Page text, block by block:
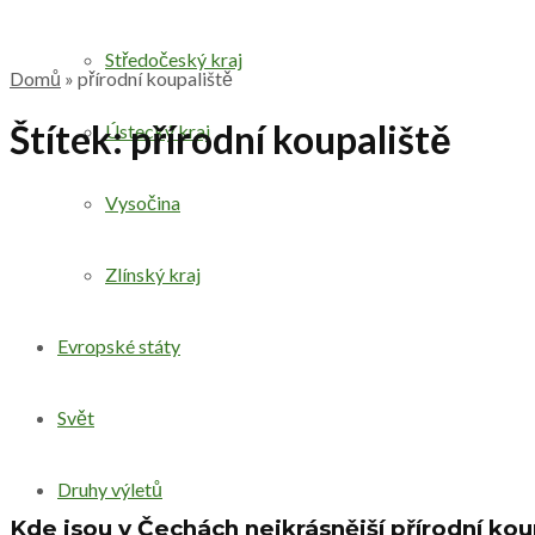
Středočeský kraj
Ústecký kraj
Vysočina
Zlínský kraj
Evropské státy
Svět
Druhy výletů
Domů » přírodní koupaliště
Štítek:přírodní koupaliště
Kde jsou v Čechách nejkrásnější přírodní